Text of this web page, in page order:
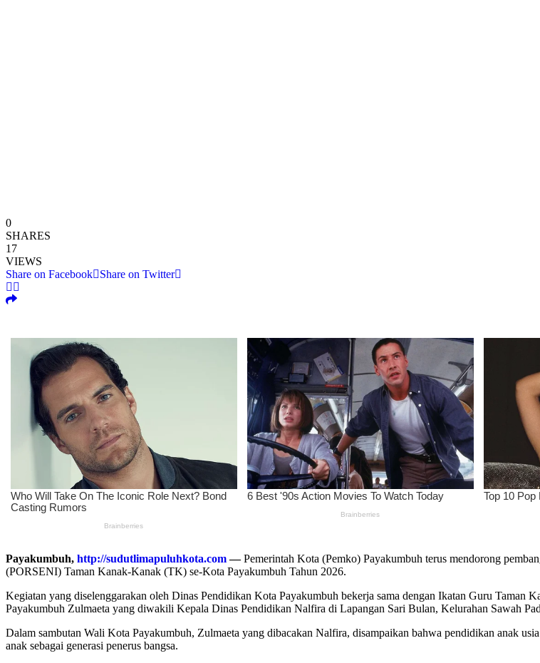
0
SHARES
17
VIEWS
Share on Facebook
Share on Twitter
Payakumbuh, http://sudutlimapuluhkota.com—Pemerintah Kota (Pemko) Payakumbuh terus mendorong
(PORSENI) Taman Kanak-Kanak (TK) se-Kota Payakumbuh Tahun 2026.
Kegiatan yang diselenggarakan oleh Dinas Pendidikan Kota Payakumbuh bekerja sama dengan Ikatan Guru
Payakumbuh Zulmaeta yang diwakili Kepala Dinas Pendidikan Nalfira di Lapangan Sari Bulan, Kelurahan Sawah
Dalam sambutan Wali Kota Payakumbuh, Zulmaeta yang dibacakan Nalfira, disampaikan bahwa pendidikan anak
anak sebagai generasi penerus bangsa.